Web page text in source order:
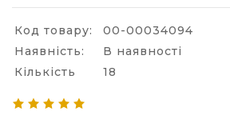
Код товару:
00-00034094
Наявність:
В наявності
Кількість
18